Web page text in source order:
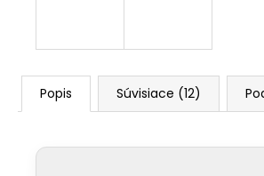
Popis Súvisiace (12)